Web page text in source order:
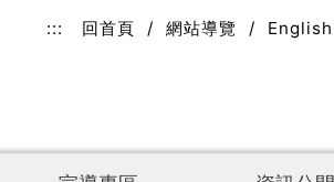
::: 回首頁 / 網站導覽 / English